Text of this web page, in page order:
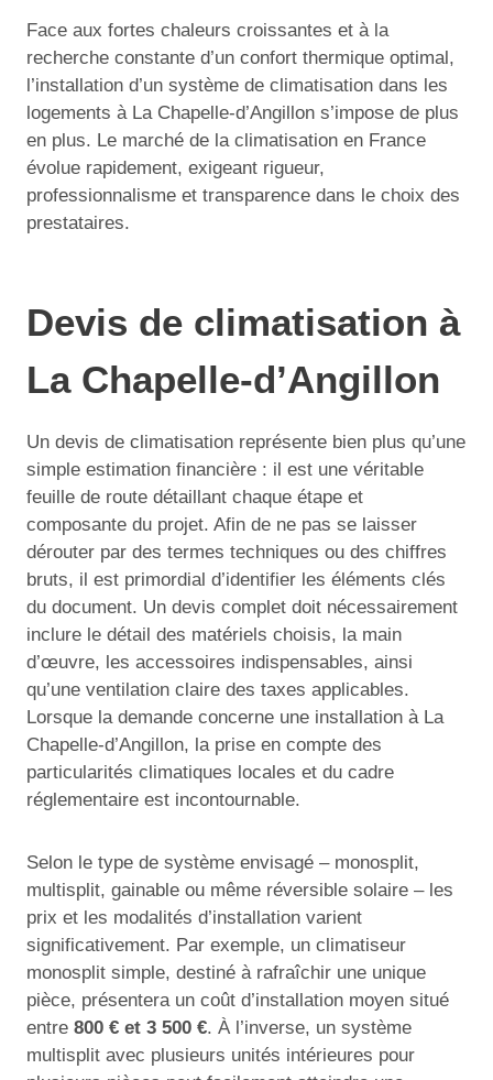
Face aux fortes chaleurs croissantes et à la
recherche constante d’un confort thermique optimal,
l’installation d’un système de climatisation dans les
logements à La Chapelle-d’Angillon s’impose de plus
en plus. Le marché de la climatisation en France
évolue rapidement, exigeant rigueur,
professionnalisme et transparence dans le choix des
prestataires.
Devis de climatisation à
La Chapelle-d’Angillon
Un devis de climatisation représente bien plus qu’une
simple estimation financière : il est une véritable
feuille de route détaillant chaque étape et
composante du projet. Afin de ne pas se laisser
dérouter par des termes techniques ou des chiffres
bruts, il est primordial d’identifier les éléments clés
du document. Un devis complet doit nécessairement
inclure le détail des matériels choisis, la main
d’œuvre, les accessoires indispensables, ainsi
qu’une ventilation claire des taxes applicables.
Lorsque la demande concerne une installation à La
Chapelle-d’Angillon, la prise en compte des
particularités climatiques locales et du cadre
réglementaire est incontournable.
Selon le type de système envisagé – monosplit,
multisplit, gainable ou même réversible solaire – les
prix et les modalités d’installation varient
significativement. Par exemple, un climatiseur
monosplit simple, destiné à rafraîchir une unique
pièce, présentera un coût d’installation moyen situé
entre 800 € et 3 500 €. À l’inverse, un système
multisplit avec plusieurs unités intérieures pour